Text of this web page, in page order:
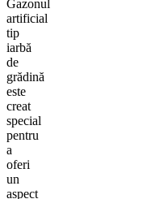
Gazonul
artificial
tip
iarbă
de
grădină
este
creat
special
pentru
a
oferi
un
aspect